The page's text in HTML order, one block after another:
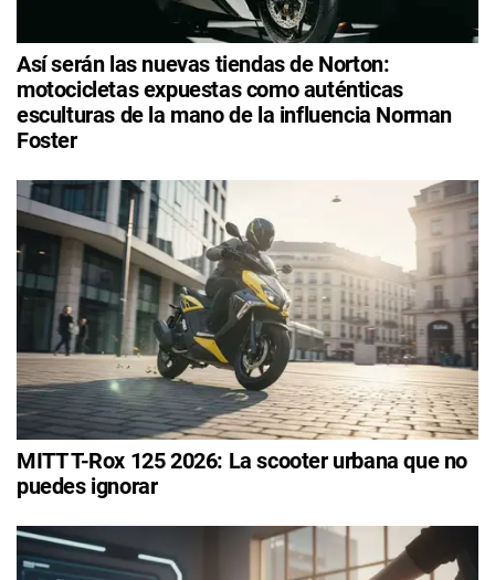
Así serán las nuevas tiendas de Norton:
motocicletas expuestas como auténticas
esculturas de la mano de la influencia Norman
Foster
MITT T-Rox 125 2026: La scooter urbana que no
puedes ignorar